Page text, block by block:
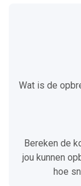
Wat is de
Bereken de
jou kunnen
hoe